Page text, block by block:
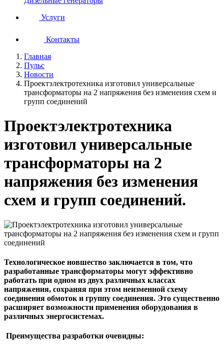
Услуги
Контакты
Главная
Пульс
Новости
Проектэлектротехника изготовил универсальные
трансформаторы на 2 напряжения без изменения схем и
групп соединений
Проектэлектротехника
изготовил универсальные
трансформаторы на 2
напряжения без изменения
схем и групп соединений.
Технологическое новшество заключается в том, что
разработанные трансформаторы могут эффективно
работать при одном из двух различных классах
напряжения, сохраняя при этом неизменной схему
соединения обмоток и группу соединения. Это существенно
расширяет возможности применения оборудования в
различных энергосистемах.
Преимущества разработки очевидны: